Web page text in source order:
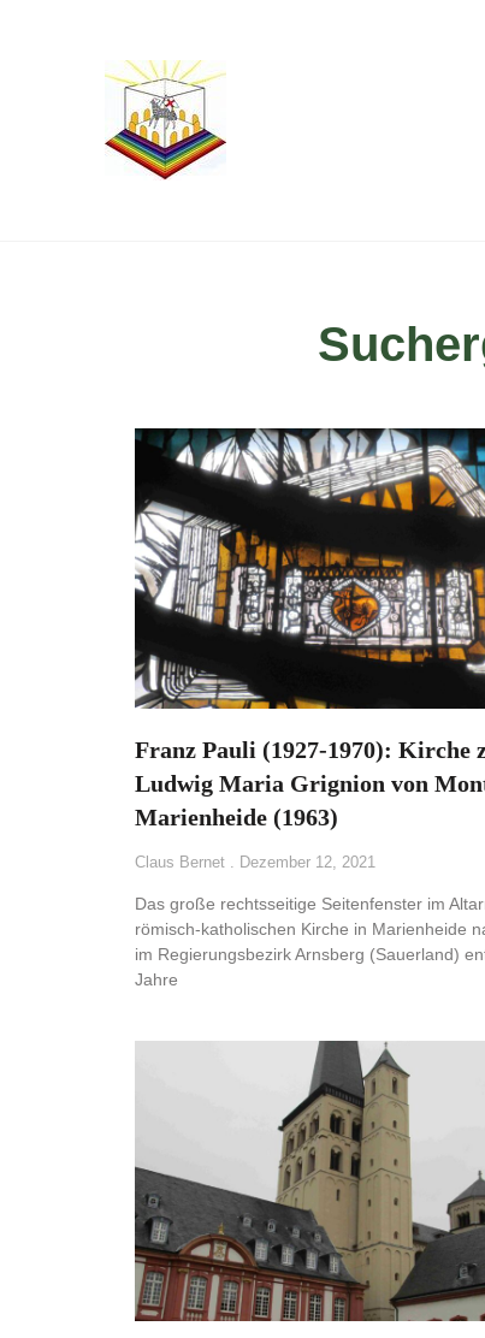
Franz Pauli (1927-1970): Kirche
Ludwig Maria Grignion von
Marienheide (1963)
Claus Bernet Dezember 12, 2021
Das große rechtsseitige Seitenfenster im
römisch-katholischen Kirche in Marienheide
im Regierungsbezirk Arnsberg (Sauerland)
Jahre